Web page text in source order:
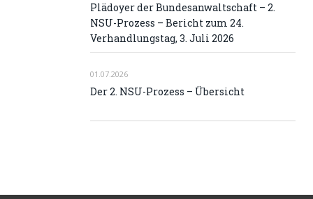
Plädoyer der Bundesanwaltschaft – 2.
NSU-Prozess – Bericht zum 24.
Verhandlungstag, 3. Juli 2026
01.07.2026
Der 2. NSU-Prozess – Übersicht